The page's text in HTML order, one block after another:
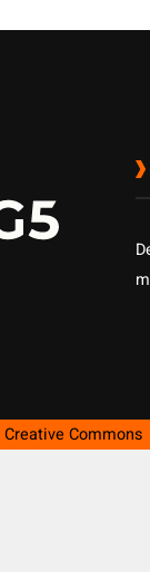
Creative Commons